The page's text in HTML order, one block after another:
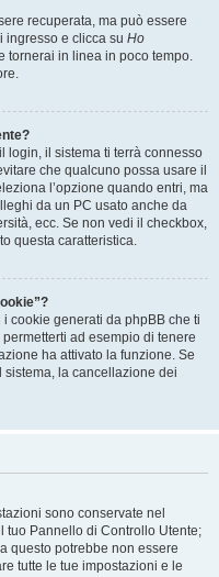
recuperata, ma può essere
ingresso e clicca su Ho
tornerai in linea in poco tempo.
login, il sistema ti terrà connesso
che qualcuno possa usare il
l’opzione quando entri, ma
da un PC usato anche da
ecc. Se non vedi il checkbox,
questa caratteristica.
cookie generati da phpBB che ti
ad esempio di tenere
ha attivato la funzione. Se
sistema, la cancellazione dei
sono conservate nel
tuo Pannello di Controllo Utente;
questo potrebbe non essere
tutte le tue impostazioni e le